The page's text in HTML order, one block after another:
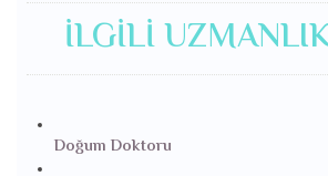
İLGILI
Doğum Doktoru